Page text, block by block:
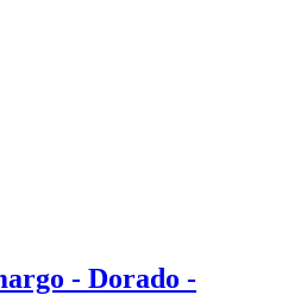
- Dorado -